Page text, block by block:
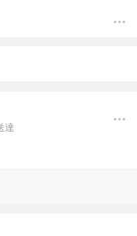
達